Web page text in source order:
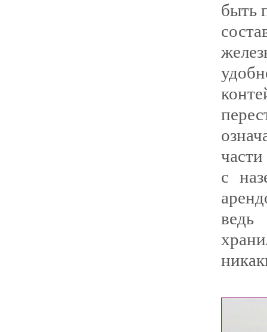
быть
с
ведь